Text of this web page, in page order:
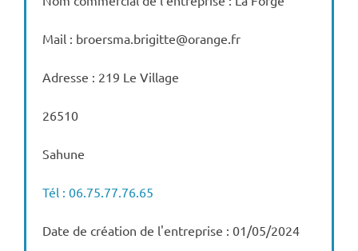
Mail : broersma.brigitte@orange.fr
Adresse : 219 Le Village
26510
Sahune
Tél : 06.75.77.76.65
Date de création de l'entreprise : 01/05/2024